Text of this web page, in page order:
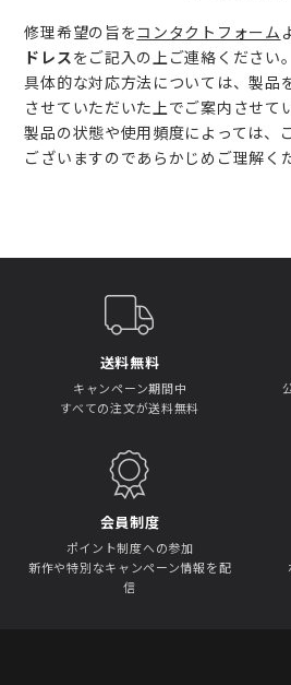
修理希望の旨をコンタクトフォーム
ドレスをご記入の上ご連絡ください。
具体的な対応方法については、製品
させていただいた上でご案内させて
製品の状態や使用頻度によっては、
ございますのであらかじめご理解く
送料無料
キャンペーン期間中
すべての注文が送料無料
会員制度
ポイント制度への参加
新作や特別なキャンペーン情報を配
信